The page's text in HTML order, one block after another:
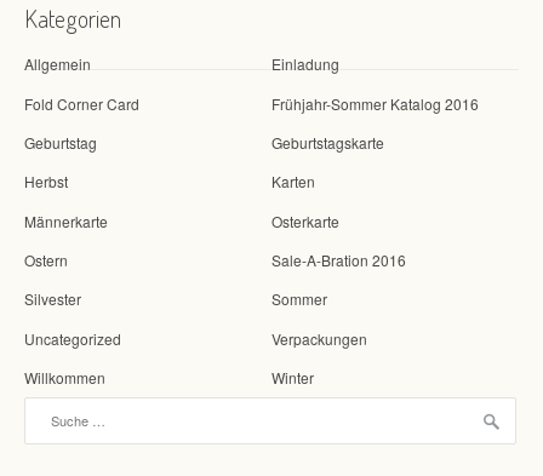
Kategorien
Allgemein
Einladung
Fold Corner Card
Frühjahr-Sommer Katalog 2016
Geburtstag
Geburtstagskarte
Herbst
Karten
Männerkarte
Osterkarte
Ostern
Sale-A-Bration 2016
Silvester
Sommer
Uncategorized
Verpackungen
Willkommen
Winter